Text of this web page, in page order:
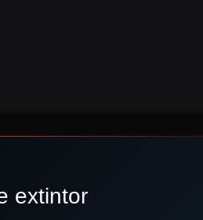
extintor